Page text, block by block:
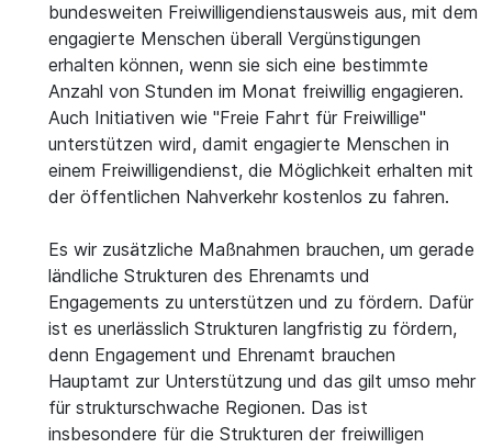
bundesweiten Freiwilligendienstausweis aus, mit dem
engagierte Menschen überall Vergünstigungen
erhalten können, wenn sie sich eine bestimmte
Anzahl von Stunden im Monat freiwillig engagieren.
Auch Initiativen wie "Freie Fahrt für Freiwillige"
unterstützen wird, damit engagierte Menschen in
einem Freiwilligendienst, die Möglichkeit erhalten mit
der öffentlichen Nahverkehr kostenlos zu fahren.
Es wir zusätzliche Maßnahmen brauchen, um gerade
ländliche Strukturen des Ehrenamts und
Engagements zu unterstützen und zu fördern. Dafür
ist es unerlässlich Strukturen langfristig zu fördern,
denn Engagement und Ehrenamt brauchen
Hauptamt zur Unterstützung und das gilt umso mehr
für strukturschwache Regionen. Das ist
insbesondere für die Strukturen der freiwilligen